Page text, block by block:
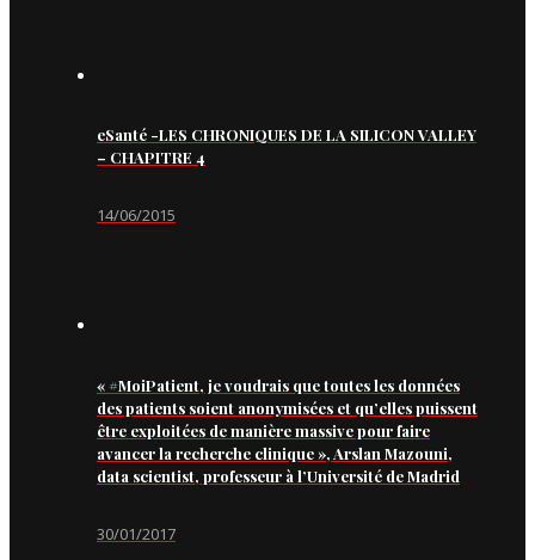
eSanté -LES CHRONIQUES DE LA SILICON VALLEY
– CHAPITRE 4
14/06/2015
« #MoiPatient, je voudrais que toutes les données
des patients soient anonymisées et qu’elles puissent
être exploitées de manière massive pour faire
avancer la recherche clinique », Arslan Mazouni,
data scientist, professeur à l’Université de Madrid
30/01/2017